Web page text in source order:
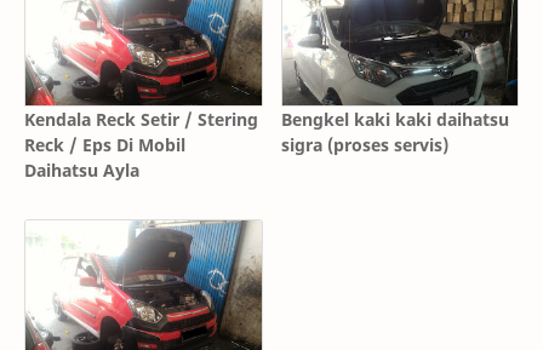
Kendala Reck Setir / Stering
Reck / Eps Di Mobil
Daihatsu Ayla
Bengkel kaki kaki daihatsu
sigra (proses servis)